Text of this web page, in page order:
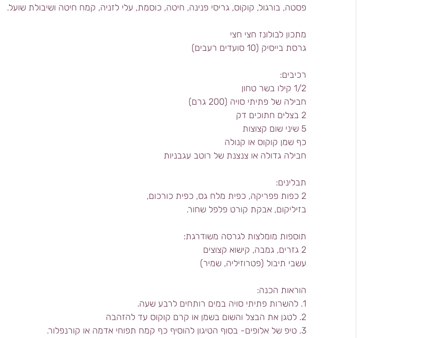
פסטה, בורגול, קוקוס, גריסי פנינה, חיטה, כוסמת, עלי לזניה, קמח חיטה ושיבולת שועל.
מתכון לבולונז חצי חצי
גרסת בייסיק (10 סועדים רעבים)
רכיבים:
1/2 קילו בשר טחון
חבילה של פתיתי סויה (200 גרם)
2 בצלים חתוכים דק
5 שיני שום קצוצות
כף שמן קוקוס או קנולה
חבילה גדולה או צנצנת של רוטב עגבניות
תבלינים:
2 כפות פפריקה, כפית מלח גס, כפית כורכום,
בזיליקום, אבקת קורט פלפל שחור.
תוספות מומלצות לגרסה משודרגת:
2 גזרים, גמבה, קישוא קצוצים
עשבי תיבול (פטרוזיליה, שמיר)
הוראות הכנה:
1. להשרות פתיתי סויה במים רותחים לרבע שעה.
2. לטגן את הבצל והשום בשמן או קרם קוקוס עד להזהבה
3. טיפ של אלופים- בסוף הטיגון להוסיף כף קמח תפוחי אדמה או קורנפלור.